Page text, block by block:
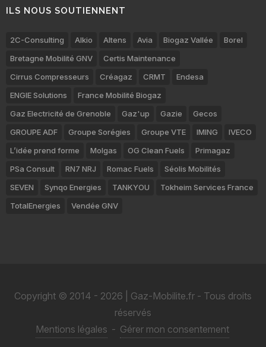
ILS NOUS SOUTIENNENT
2C-Consulting Alkio Altens Avia Biogaz Vallée
Borel
Bretagne Mobilité GNV
Certis Maintenance
Cirrus Compresseurs
Créagaz CRMT
Endesa
ENGIE Solutions
France Mobilité Biogaz
Gaz Electricité de Grenoble
Gaz'up Gazie
Gecos
GROUPE ADF
Groupe Sorégies Groupe VTE IMING
IVECO
L’idée prend forme
Molgas OG Clean Fuels
Primagaz
PSa Consult
RN7 NRJ Romac Fuels
Séolis Mobilités
SEVEN
Synqo Energies TANKYOU
Tokheim Services France
TotalEnergies
Vendée GNV
Copyright © 2014 - 2026 | Gaz-Mobilite.fr - Tous droits
réservés
Mentions légales - Gérer mon consentement